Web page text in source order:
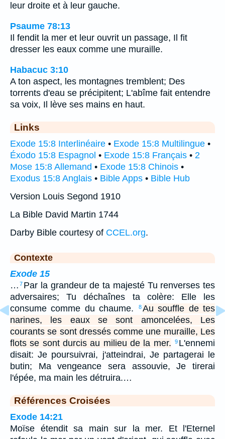
leur droite et à leur gauche.
Psaume 78:13
Il fendit la mer et leur ouvrit un passage, Il fit
dresser les eaux comme une muraille.
Habacuc 3:10
A ton aspect, les montagnes tremblent; Des
torrents d'eau se précipitent; L'abîme fait entendre
sa voix, Il lève ses mains en haut.
Links
Exode 15:8 Interlinéaire • Exode 15:8 Multilingue •
Éxodo 15:8 Espagnol • Exode 15:8 Français • 2
Mose 15:8 Allemand • Exode 15:8 Chinois •
Exodus 15:8 Anglais • Bible Apps • Bible Hub
Version Louis Segond 1910
La Bible David Martin 1744
Darby Bible courtesy of CCEL.org.
Contexte
Exode 15
… 7 Par la grandeur de ta majesté Tu renverses tes
adversaires; Tu déchaînes ta colère: Elle les
consume comme du chaume.
8Au souffle de tes
narines, les eaux se sont amoncelées, Les
courants se sont dressés comme une muraille, Les
flots se sont durcis au milieu de la mer.
9 L'ennemi
disait: Je poursuivrai, j'atteindrai, Je partagerai le
butin; Ma vengeance sera assouvie, Je tirerai
l'épée, ma main les détruira.…
Références Croisées
Exode 14:21
Moïse étendit sa main sur la mer. Et l'Eternel